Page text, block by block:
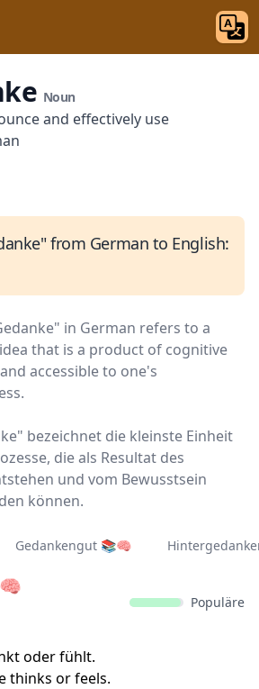
Noun
and effectively use
from German to English:
in German refers to a
that is a product of cognitive
accessible to one's
bezeichnet die kleinste Einheit
die als Resultat des
und vom Bewusstsein
können.
Gedankengut 📚🧠
Populäre
oder fühlt.
thinks or feels.